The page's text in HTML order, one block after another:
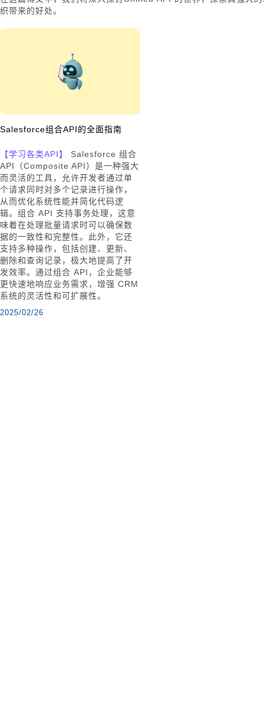
织带来的好处。
Salesforce组合API的全面指南
【学习各类API】
Salesforce 组合
API（Composite API）是一种强大
而灵活的工具，允许开发者通过单
个请求同时对多个记录进行操作，
从而优化系统性能并简化代码逻
辑。组合 API 支持事务处理，这意
味着在处理批量请求时可以确保数
据的一致性和完整性。此外，它还
支持多种操作，包括创建、更新、
删除和查询记录，极大地提高了开
发效率。通过组合 API，企业能够
更快速地响应业务需求，增强 CRM
系统的灵活性和可扩展性。
2025/02/26